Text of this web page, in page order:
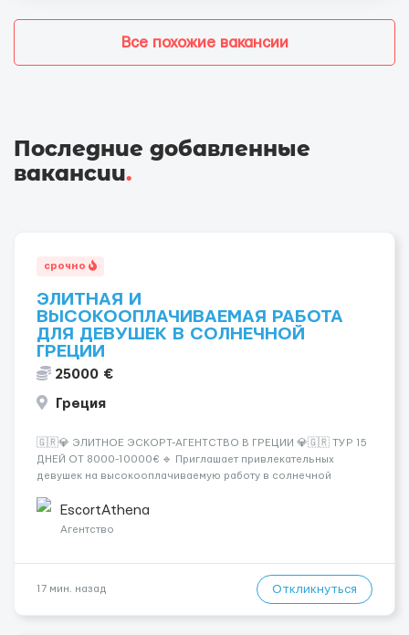
Все похожие вакансии
Последние добавленные
вакансии.
срочно
ЭЛИТНАЯ И
ВЫСОКООПЛАЧИВАЕМАЯ РАБОТА
ДЛЯ ДЕВУШЕК В СОЛНЕЧНОЙ
ГРЕЦИИ
25000 €
Греция
🇬🇷💎 ЭЛИТНОЕ ЭСКОРТ-АГЕНТСТВО В ГРЕЦИИ 💎🇬🇷 ТУР 15
ДНЕЙ ОТ 8000-10000€ 🔹 Приглашает привлекательных
девушек на высокооплачиваемую работу в солнечной
хорошие деньги 💶 — это предложение для тебя! 🔹
Требования: ✔️ Возраст от ...
EscortAthena
Агентство
17 мин. назад Откликнуться